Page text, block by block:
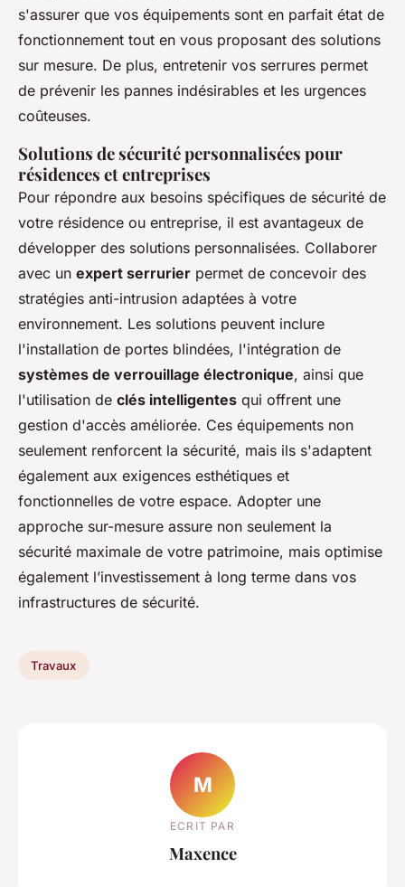
s'assurer que vos équipements sont en parfait état de
fonctionnement tout en vous proposant des solutions
sur mesure. De plus, entretenir vos serrures permet
de prévenir les pannes indésirables et les urgences
coûteuses.
Solutions de sécurité personnalisées pour
résidences et entreprises
Pour répondre aux besoins spécifiques de sécurité de
votre résidence ou entreprise, il est avantageux de
développer des solutions personnalisées. Collaborer
avec un expert serrurier permet de concevoir des
stratégies anti-intrusion adaptées à votre
environnement. Les solutions peuvent inclure
l'installation de portes blindées, l'intégration de
systèmes de verrouillage électronique, ainsi que
l'utilisation de clés intelligentes qui offrent une
gestion d'accès améliorée. Ces équipements non
seulement renforcent la sécurité, mais ils s'adaptent
également aux exigences esthétiques et
fonctionnelles de votre espace. Adopter une
approche sur-mesure assure non seulement la
sécurité maximale de votre patrimoine, mais optimise
également l’investissement à long terme dans vos
infrastructures de sécurité.
Travaux
M
ECRIT PAR
Maxence